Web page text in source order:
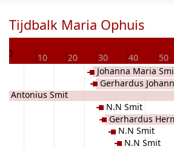
Tijdbalk Maria Ophuis
0 10 20 30 40 50
Antonius Smit
Johanna Maria
Gerhardus
N.N Smit
Gerhardus
N.N Smit
N.N Smit